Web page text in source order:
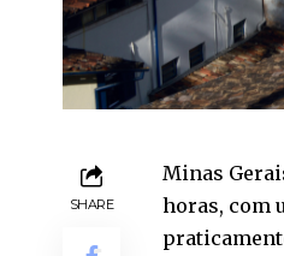
SHARE
Minas
horas, com